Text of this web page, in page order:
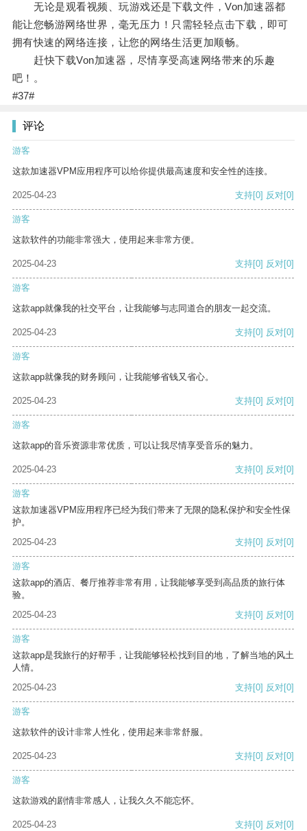
无论是观看视频、玩游戏还是下载文件，Von加速器都
能让您畅游网络世界，毫无压力！只需轻轻点击下载，即可
拥有快速的网络连接，让您的网络生活更加顺畅。
赶快下载Von加速器，尽情享受高速网络带来的乐趣
吧！。
#37#
评论
游客
这款加速器VPM应用程序可以给你提供最高速度和安全性的连接。
2025-04-23 支持[0] 反对[0]
游客
这款软件的功能非常强大，使用起来非常方便。
2025-04-23 支持[0] 反对[0]
游客
这款app就像我的社交平台，让我能够与志同道合的朋友一起交流。
2025-04-23 支持[0] 反对[0]
游客
这款app就像我的财务顾问，让我能够省钱又省心。
2025-04-23 支持[0] 反对[0]
游客
这款app的音乐资源非常优质，可以让我尽情享受音乐的魅力。
2025-04-23 支持[0] 反对[0]
游客
这款加速器VPM应用程序已经为我们带来了无限的隐私保护和安全性保
护。
2025-04-23
支持[0] 反对[0]
游客
这款app的酒店、餐厅推荐非常有用，让我能够享受到高品质的旅行体
验。
2025-04-23
支持[0] 反对[0]
游客
这款app是我旅行的好帮手，让我能够轻松找到目的地，了解当地的风土
人情。
2025-04-23
支持[0] 反对[0]
游客
这款软件的设计非常人性化，使用起来非常舒服。
2025-04-23 支持[0] 反对[0]
游客
这款游戏的剧情非常感人，让我久久不能忘怀。
2025-04-23 支持[0] 反对[0]